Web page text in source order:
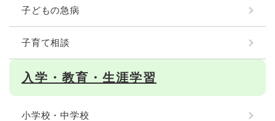
子どもの急病
子育て相談
入学・教育・生涯学習
小学校・中学校